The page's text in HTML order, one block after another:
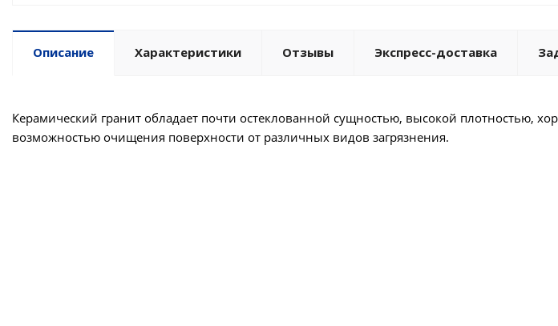
Описание Характеристики Отзывы Экспресс-доставка
Керамический гранит обладает почти остеклованной сущностью, высокой плотностью,
возможностью очищения поверхности от различных видов загрязнения.